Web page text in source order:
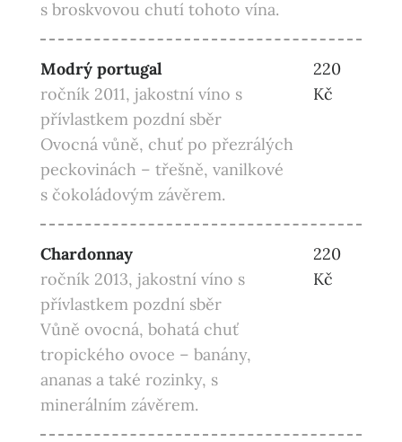
s broskvovou chutí tohoto vína.
Modrý portugal
ročník 2011, jakostní víno s
přívlastkem pozdní sběr
Ovocná vůně, chuť po přezrálých
peckovinách – třešně, vanilkové
s čokoládovým závěrem.
220
Kč
Chardonnay
ročník 2013, jakostní víno s
přívlastkem pozdní sběr
Vůně ovocná, bohatá chuť
tropického ovoce – banány,
ananas a také rozinky, s
minerálním závěrem.
220
Kč